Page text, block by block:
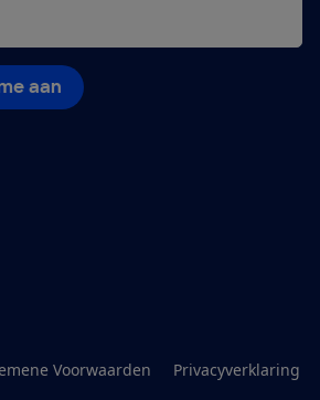
aan
Voorwaarden Privacyverklaring